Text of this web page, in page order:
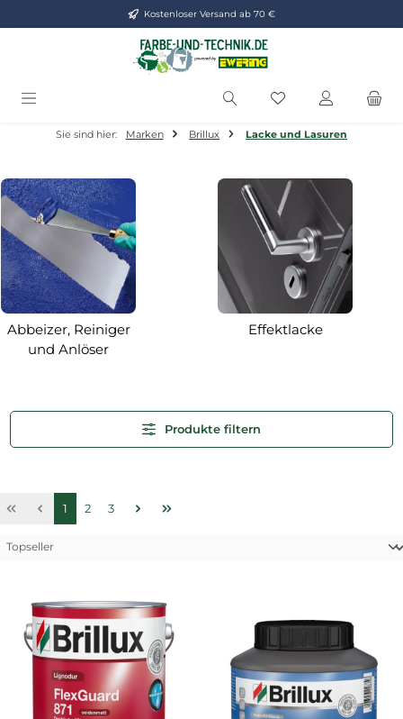
Zum Hauptinhalt springenKostenloser Versand ab 70 €
Du hast 0
Sie sind hier: Marken Brillux Lacke und Lasuren
Abbeizer, Reiniger
und Anlöser
Effektlacke
Produkte filtern
Seite
1 Seite
2 Seite
3